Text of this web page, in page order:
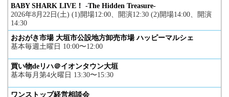
BABY SHARK LIVE！ -The Hidden Treasure-
2026年8月22日(土) (1)開場12:00、開演12:30 (2)開場14:00、開演
14:30
おおがき市場 大垣市公設地方卸売市場 ハッピーマルシェ
基本毎週土曜日 10:00〜12:00
買い物deリハ＠イオンタウン大垣
基本毎月第4火曜日 13:30〜15:30
ワンストップ経営相談会